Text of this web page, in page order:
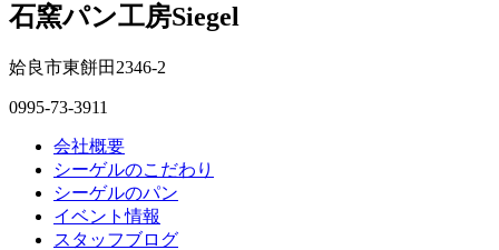
石窯パン工房Siegel
姶良市東餅田2346-2
0995-73-3911
会社概要
シーゲルのこだわり
シーゲルのパン
イベント情報
スタッフブログ